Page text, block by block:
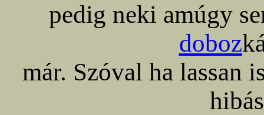
pedig neki amúgy
doboz
már. Szóval ha lassan